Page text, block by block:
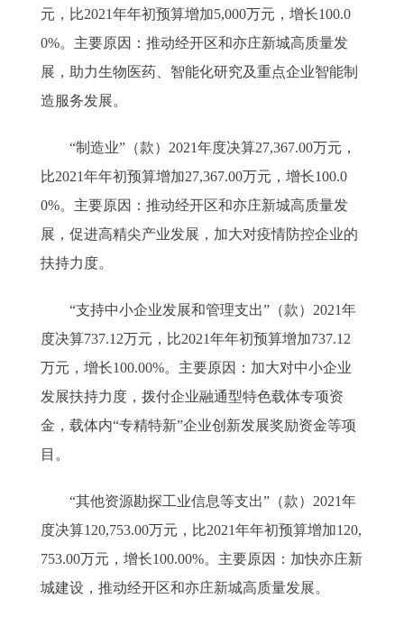
元，比2021年年初预算增加5,000万元，增长100.0
0%。主要原因：推动经开区和亦庄新城高质量发
展，助力生物医药、智能化研究及重点企业智能制
造服务发展。
“制造业”（款）2021年度决算27,367.00万元，
比2021年年初预算增加27,367.00万元，增长100.0
0%。主要原因：推动经开区和亦庄新城高质量发
展，促进高精尖产业发展，加大对疫情防控企业的
扶持力度。
“支持中小企业发展和管理支出”（款）2021年
度决算737.12万元，比2021年年初预算增加737.12
万元，增长100.00%。主要原因：加大对中小企业
发展扶持力度，拨付企业融通型特色载体专项资
金，载体内“专精特新”企业创新发展奖励资金等项
目。
“其他资源勘探工业信息等支出”（款）2021年
度决算120,753.00万元，比2021年年初预算增加120,
753.00万元，增长100.00%。主要原因：加快亦庄新
城建设，推动经开区和亦庄新城高质量发展。